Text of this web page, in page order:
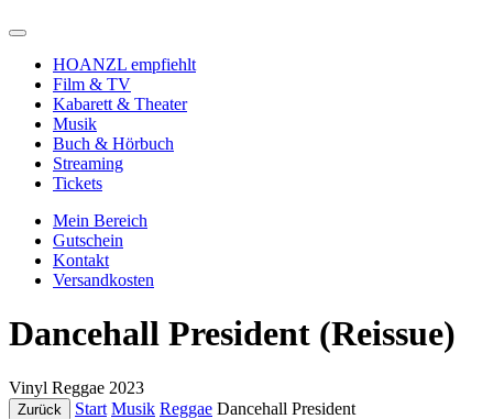
HOANZL empfiehlt
Film & TV
Kabarett & Theater
Musik
Buch & Hörbuch
Streaming
Tickets
Mein Bereich
Gutschein
Kontakt
Versandkosten
Dancehall President (Reissue)
Vinyl Reggae 2023
Zurück Start Musik Reggae Dancehall President